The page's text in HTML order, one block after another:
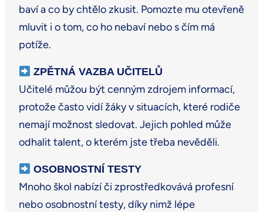
baví a co by chtělo zkusit. Pomozte mu otevřeně
mluvit i o tom, co ho nebaví nebo s čím má
potíže.
ZPĚTNÁ VAZBA UČITELŮ
Učitelé můžou být cenným zdrojem informací,
protože často vidí žáky v situacích, které rodiče
nemají možnost sledovat. Jejich pohled může
odhalit talent, o kterém jste třeba nevěděli.
OSOBNOSTNÍ TESTY
Mnoho škol nabízí či zprostředkovává profesní
nebo osobnostní testy, díky nimž lépe